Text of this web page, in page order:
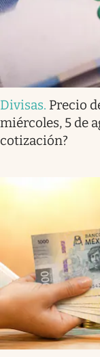
Divisas. Precio
miércoles, 5 de
cotización?